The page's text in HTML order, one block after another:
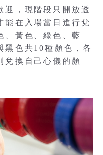
迎，現階段只開放透
能在入場當日進行兌
、黃色、綠色、藍
黑色共10種顏色，各
兌換自己心儀的顏